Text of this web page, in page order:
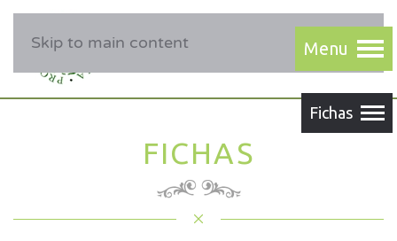
Skip to main content
FICHAS